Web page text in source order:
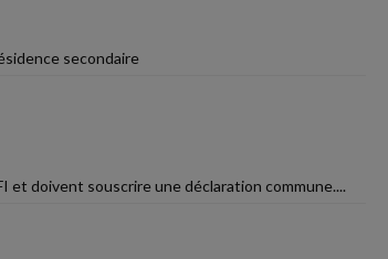
secondaire
et doivent souscrire une déclaration commune....